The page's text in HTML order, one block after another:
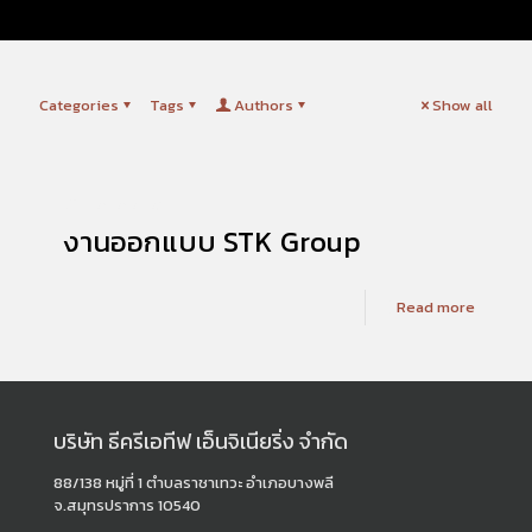
Categories Tags Authors Show all
งานออกแบบ STK Group
Read more
บริษัท ธีครีเอทีฟ เอ็นจิเนียริ่ง จำกัด
88/138 หมู่ที่ 1 ตำบลราชาเทวะ อำเภอบางพลี
จ.สมุทรปราการ 10540